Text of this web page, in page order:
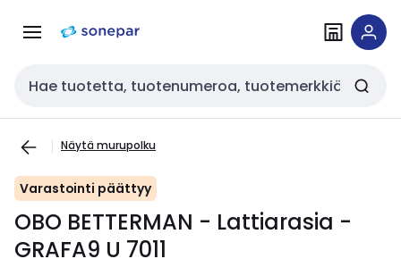
navigointiinsisältöön
Haku
Näytä murupolku
Varastointi päättyy
OBO BETTERMAN - Lattiarasia -
GRAFA9 U 7011